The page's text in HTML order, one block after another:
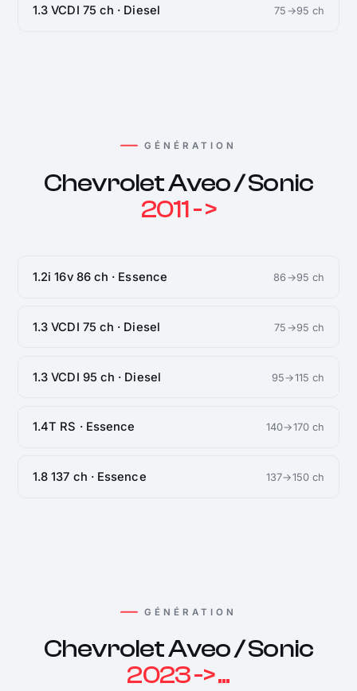
1.3 VCDI 75 ch · Diesel 75→95 ch
GÉNÉRATION
Chevrolet Aveo / Sonic
2011 - >
1.2i 16v 86 ch · Essence 86→95 ch
1.3 VCDI 75 ch · Diesel 75→95 ch
1.3 VCDI 95 ch · Diesel 95→115 ch
1.4T RS · Essence 140→170 ch
1.8 137 ch · Essence 137→150 ch
GÉNÉRATION
Chevrolet Aveo / Sonic
2023 -> ...